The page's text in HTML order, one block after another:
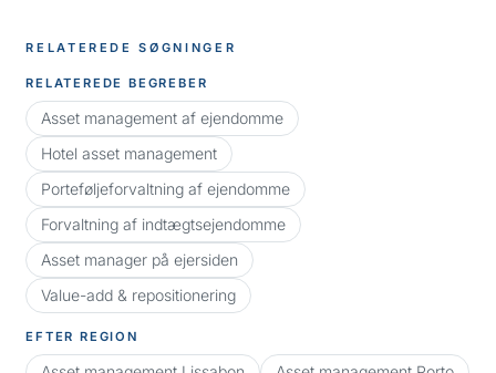
RELATEREDE SØGNINGER
RELATEREDE BEGREBER
Asset management af ejendomme
Hotel asset management
Porteføljeforvaltning af ejendomme
Forvaltning af indtægtsejendomme
Asset manager på ejersiden
Value-add & repositionering
EFTER REGION